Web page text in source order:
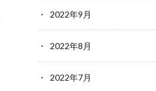
2022年9月
2022年8月
2022年7月